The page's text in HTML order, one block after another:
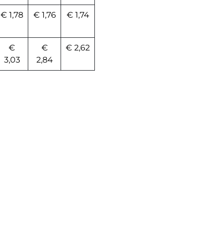
€ 1,78 € 1,76 € 1,74
€
3,03
€
2,84
€ 2,62